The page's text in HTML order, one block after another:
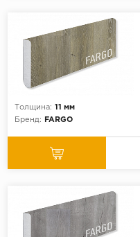
Толщина: 11 мм
Бренд:
FARGO